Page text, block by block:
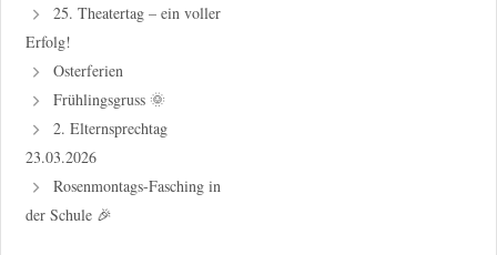
25. Theatertag – ein voller
Erfolg!
Osterferien
Frühlingsgruss 🌞
2. Elternsprechtag
23.03.2026
Rosenmontags-Fasching in
der Schule 🎉